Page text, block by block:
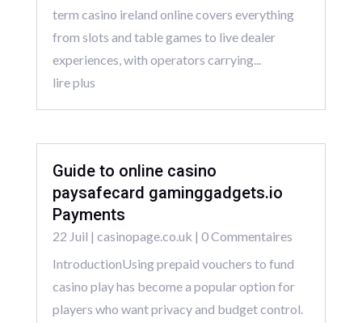
term casino ireland online covers everything
from slots and table games to live dealer
experiences, with operators carrying...
lire plus
Guide to online casino
paysafecard gaminggadgets.io
Payments
22 Juil | casinopage.co.uk | 0 Commentaires
IntroductionUsing prepaid vouchers to fund
casino play has become a popular option for
players who want privacy and budget control.